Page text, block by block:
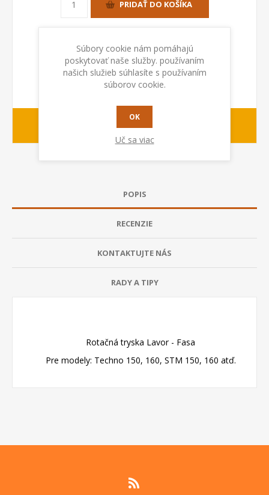
PRIDAŤ DO KOŠÍKA
Dodacia lehota:1-2 dny
POPIS
RECENZIE
KONTAKTUJTE NÁS
RADY A TIPY
Rotačná tryska Lavor - Fasa
Pre modely: Techno 150, 160, STM 150, 160 atď.
Súbory cookie nám pomáhajú
poskytovať naše služby. používaním
našich služieb súhlasíte s používaním
súborov cookie.
OK
Uč sa viac